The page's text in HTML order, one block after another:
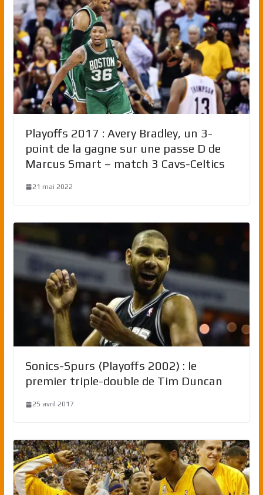
Playoffs 2017 : Avery Bradley, un 3-
point de la gagne sur une passe D de
Marcus Smart – match 3 Cavs-Celtics
21 mai 2022
Sonics-Spurs (Playoffs 2002) : le
premier triple-double de Tim Duncan
25 avril 2017